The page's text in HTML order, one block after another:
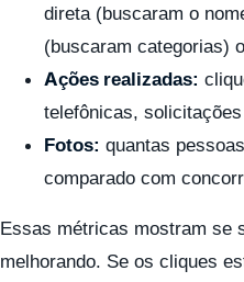
direta (buscaram o
(buscaram categorias)
Ações realizadas:
telefônicas,
Fotos: quantas
comparado com
Essas métricas mostram se
melhorando. Se os cliques